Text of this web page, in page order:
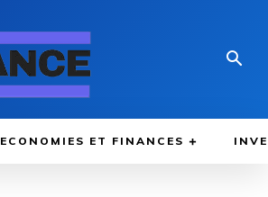
ECONOMIES ET FINANCES